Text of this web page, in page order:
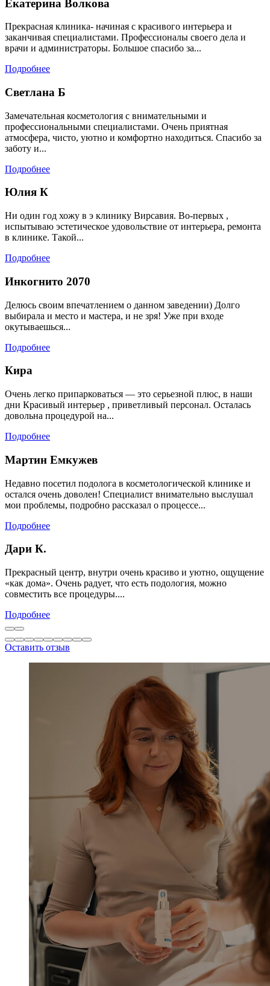
Екатерина Волкова
Прекрасная клиника- начиная с красивого интерьера и
заканчивая специалистами. Профессионалы своего дела и
врачи и администраторы. Большое спасибо за...
Подробнее
Светлана Б
Замечательная косметология с внимательными и
профессиональными специалистами. Очень приятная
атмосфера, чисто, уютно и комфортно находиться. Спасибо за
заботу и...
Подробнее
Юлия К
Ни один год хожу в э клинику Вирсавия. Во-первых ,
испытываю эстетическое удовольствие от интерьера, ремонта
в клинике. Такой...
Подробнее
Инкогнито 2070
Делюсь своим впечатлением о данном заведении) Долго
выбирала и место и мастера, и не зря! Уже при входе
окутываешься...
Подробнее
Кира
Очень легко припарковаться — это серьезной плюс, в наши
дни Красивый интерьер , приветливый персонал. Осталась
довольна процедурой на...
Подробнее
Мартин Емкужев
Недавно посетил подолога в косметологической клинике и
остался очень доволен! Специалист внимательно выслушал
мои проблемы, подробно рассказал о процессе...
Подробнее
Дари К.
Прекрасный центр, внутри очень красиво и уютно, ощущение
«как дома». Очень радует, что есть подология, можно
совместить все процедуры....
Подробнее
Оставить отзыв